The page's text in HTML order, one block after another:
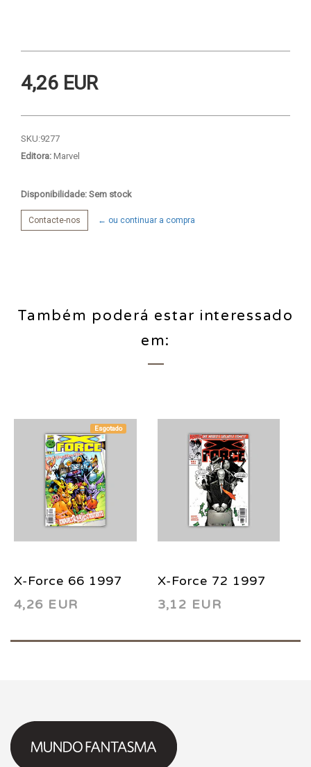
4,26 EUR
SKU:9277
Editora: Marvel
Disponibilidade: Sem stock
Contacte-nos ← ou continuar a compra
Também poderá estar interessado
em:
Esgotado
X-Force 66 1997
4,26 EUR
X-Force 72 1997
3,12 EUR